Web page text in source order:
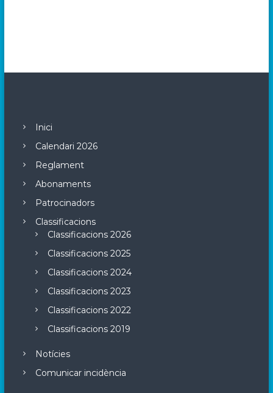
Inici
Calendari 2026
Reglament
Abonaments
Patrocinadors
Classificacions
Classificacions 2026
Classificacions 2025
Classificacions 2024
Classificacions 2023
Classificacions 2022
Classificacions 2019
Notícies
Comunicar incidència